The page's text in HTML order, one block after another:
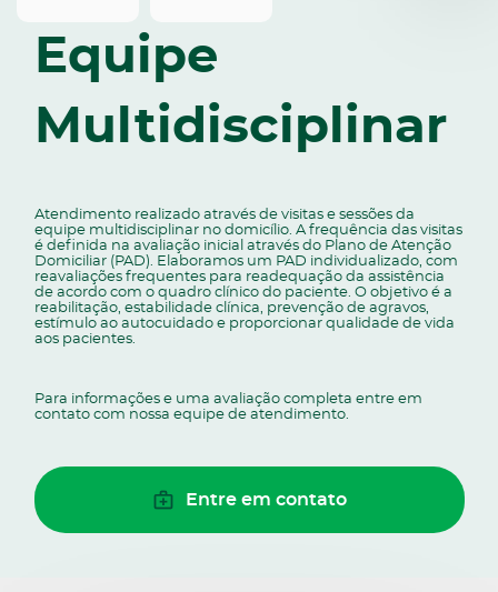
Equipe
Multidisciplinar
Atendimento realizado através de visitas e sessões da
equipe multidisciplinar no domicílio. A frequência das visitas
é definida na avaliação inicial através do Plano de Atenção
Domiciliar (PAD). Elaboramos um PAD individualizado, com
reavaliações frequentes para readequação da assistência
de acordo com o quadro clínico do paciente. O objetivo é a
reabilitação, estabilidade clínica, prevenção de agravos,
estímulo ao autocuidado e proporcionar qualidade de vida
aos pacientes.
Para informações e uma avaliação completa entre em
contato com nossa equipe de atendimento.
Entre em contato